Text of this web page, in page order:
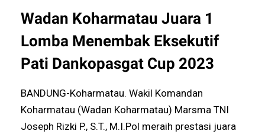
Wadan Koharmatau Juara 1
Lomba Menembak Eksekutif
Pati Dankopasgat Cup 2023
BANDUNG-Koharmatau. Wakil Komandan
Koharmatau (Wadan Koharmatau) Marsma TNI
Joseph Rizki P., S.T., M.I.Pol meraih prestasi juara